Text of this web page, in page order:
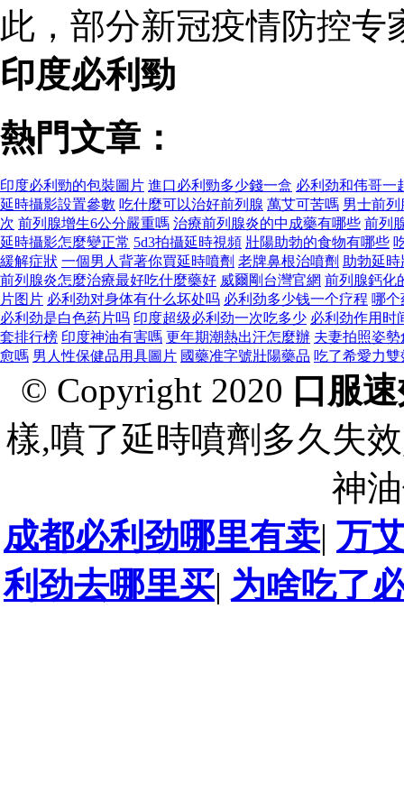
此，部分新冠疫情防控
印度必利勁
熱門文章：
印度必利勁的包裝圖片 進口必利勁多少錢一盒 必利劲和伟哥一
延時攝影設置參數 吃什麼可以治好前列腺 萬艾可苦嗎 男士前
次 前列腺增生6公分嚴重嗎 治療前列腺炎的中成藥有哪些 前列
延時攝影怎麼變正常 5d3拍攝延時視頻 壯陽助勃的食物有哪些
緩解症狀 一個男人背著你買延時噴劑 老牌鼻根治噴劑 助勃延
前列腺炎怎麼治療最好吃什麼藥好 威爾剛台灣官網 前列腺鈣化
片图片 必利劲对身体有什么坏处吗 必利劲多少钱一个疗程 哪个
必利劲是白色药片吗 印度超级必利劲一次吃多少 必利劲作用时
套排行榜 印度神油有害嗎 更年期潮熱出汗怎麼辦 夫妻拍照姿
愈嗎 男人性保健品用具圖片 國藥准字號壯陽藥品 吃了希愛力
© Copyright 2020 口服
樣,噴了延時噴劑多久失
神
成都必利劲哪里有卖| 万
利劲去哪里买| 为啥吃了